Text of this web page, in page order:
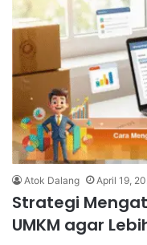
Atok Dalang April 19,
Strategi
UMKM agar